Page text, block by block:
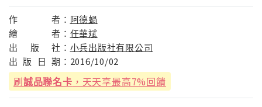
作 者： 阿德蝸
繪
者： 任華斌
出
版 社： 小兵出版社有限公司
出 版 日 期： 2016/10/02
刷誠品聯名卡 ，天天享最高7%回饋